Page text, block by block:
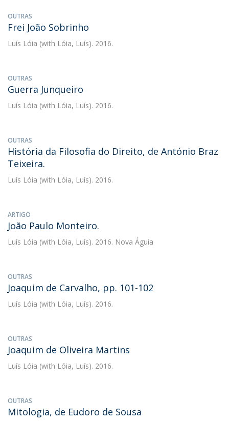
OUTRAS
Frei João Sobrinho
Luís Lóia (with Lóia, Luís). 2016.
OUTRAS
Guerra Junqueiro
Luís Lóia (with Lóia, Luís). 2016.
OUTRAS
História da Filosofia do Direito, de António Braz
Teixeira.
Luís Lóia (with Lóia, Luís). 2016.
ARTIGO
João Paulo Monteiro.
Luís Lóia (with Lóia, Luís). 2016. Nova Águia
OUTRAS
Joaquim de Carvalho, pp. 101-102
Luís Lóia (with Lóia, Luís). 2016.
OUTRAS
Joaquim de Oliveira Martins
Luís Lóia (with Lóia, Luís). 2016.
OUTRAS
Mitologia, de Eudoro de Sousa